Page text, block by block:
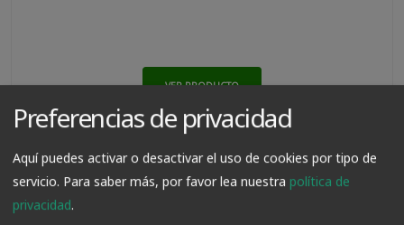
VER PRODUCTO
21.00€
Preferencias de privacidad
Aquí puedes activar o desactivar el uso de cookies por tipo de
servicio. Para saber más, por favor lea nuestra política de
privacidad.